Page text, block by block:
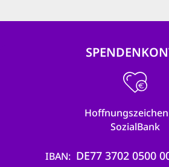
Hoffnungszeichen
SozialBank
IBAN DE77 3702 0500